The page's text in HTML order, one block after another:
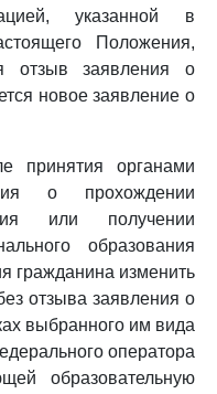
указанной в
Положения,
отзыв заявления о
новое заявление о
принятия органами
о прохождении
или получении
образования
гражданина изменить
отзыва заявления о
выбранного им вида
оператора
образовательную